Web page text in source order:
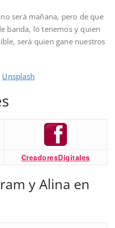
será mañana, pero de que
banda, lo tenemos y quien
será quien gane nuestros
Unsplash
CreadoresDigitales
y Alina en